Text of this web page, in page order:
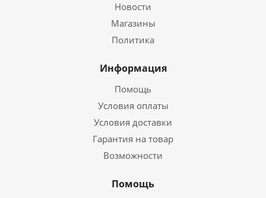
Новости
Магазины
Политика
Информация
Помощь
Условия оплаты
Условия доставки
Гарантия на товар
Возможности
Помощь